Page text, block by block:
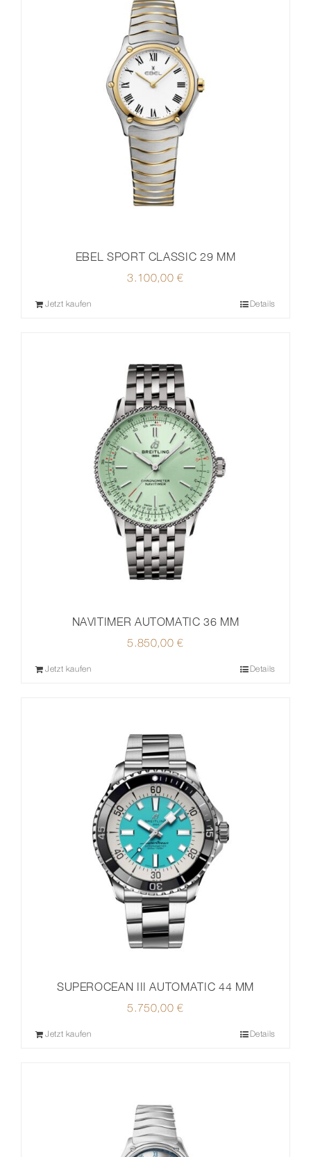
EBEL SPORT CLASSIC 29 MM
3.100,00€
Jetzt kaufen Details
NAVITIMER AUTOMATIC 36 MM
5.850,00€
Jetzt kaufen Details
SUPEROCEAN III AUTOMATIC 44 MM
5.750,00€
Jetzt kaufen Details